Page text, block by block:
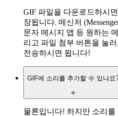
GIF 파일을 다운로드하시
장됩니다. 메신저
문자 메시지 앱 등 원하는
리고 파일 첨부 버튼을 눌
전송하시면 됩니다!
GIF에 소리를 추가할 수 있나요
물론입니다! 하지만 소리